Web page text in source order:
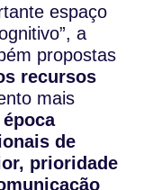
espaço
a
propostas
recursos
mais
de
prioridade